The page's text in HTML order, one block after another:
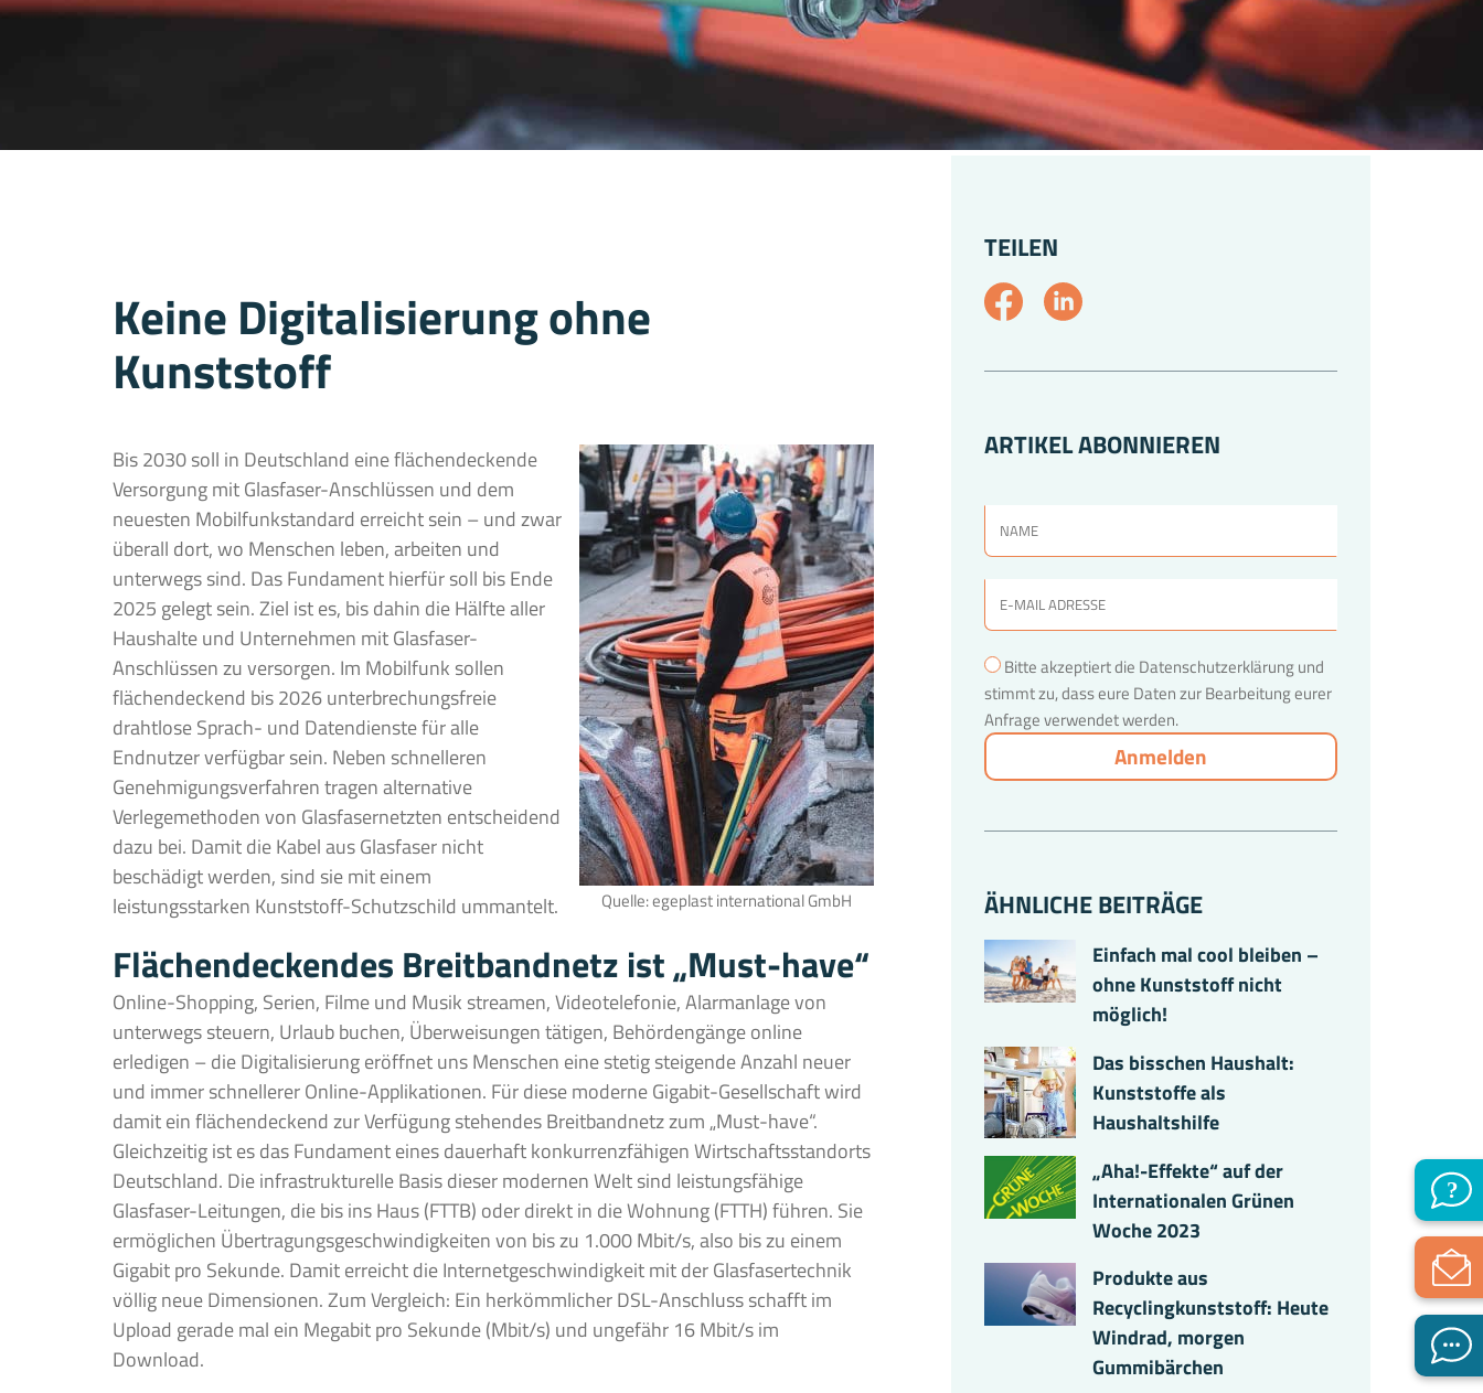
Keine Digitalisierung ohne
Kunststoff
Quelle: egeplast international GmbH
Bis 2030 soll in Deutschland eine flächendeckende
Versorgung mit Glasfaser-Anschlüssen und dem
neuesten Mobilfunkstandard erreicht sein – und zwar
überall dort, wo Menschen leben, arbeiten und
unterwegs sind. Das Fundament hierfür soll bis Ende
2025 gelegt sein. Ziel ist es, bis dahin die Hälfte aller
Haushalte und Unternehmen mit Glasfaser-
Anschlüssen zu versorgen. Im Mobilfunk sollen
flächendeckend bis 2026 unterbrechungsfreie
drahtlose Sprach- und Datendienste für alle
Endnutzer verfügbar sein. Neben schnelleren
Genehmigungsverfahren tragen alternative
Verlegemethoden von Glasfasernetzten entscheidend
dazu bei. Damit die Kabel aus Glasfaser nicht
beschädigt werden, sind sie mit einem
leistungsstarken Kunststoff-Schutzschild ummantelt.
Flächendeckendes Breitbandnetz ist „Must-have“
Online-Shopping, Serien, Filme und Musik streamen, Videotelefonie, Alarmanlage von
unterwegs steuern, Urlaub buchen, Überweisungen tätigen, Behördengänge online
erledigen – die Digitalisierung eröffnet uns Menschen eine stetig steigende Anzahl neuer
und immer schnellerer Online-Applikationen. Für diese moderne Gigabit-Gesellschaft wird
damit ein flächendeckend zur Verfügung stehendes Breitbandnetz zum „Must-have“.
Gleichzeitig ist es das Fundament eines dauerhaft konkurrenzfähigen Wirtschaftsstandorts
Deutschland. Die infrastrukturelle Basis dieser modernen Welt sind leistungsfähige
Glasfaser-Leitungen, die bis ins Haus (FTTB) oder direkt in die Wohnung (FTTH) führen. Sie
ermöglichen Übertragungsgeschwindigkeiten von bis zu 1.000 Mbit/s, also bis zu einem
Gigabit pro Sekunde. Damit erreicht die Internetgeschwindigkeit mit der Glasfasertechnik
völlig neue Dimensionen. Zum Vergleich: Ein herkömmlicher DSL-Anschluss schafft im
Upload gerade mal ein Megabit pro Sekunde (Mbit/s) und ungefähr 16 Mbit/s im
Download.
TEILEN
ARTIKEL ABONNIEREN
Bitte akzeptiert die Datenschutzerklärung und
stimmt zu, dass eure Daten zur Bearbeitung eurer
Anfrage verwendet werden.
ÄHNLICHE BEITRÄGE
Einfach mal cool bleiben –
ohne Kunststoff nicht
möglich!
Das bisschen Haushalt:
Kunststoffe als
Haushaltshilfe
„Aha!-Effekte“ auf der
Internationalen Grünen
Woche 2023
Produkte aus
Recyclingkunststoff: Heute
Windrad, morgen
Gummibärchen